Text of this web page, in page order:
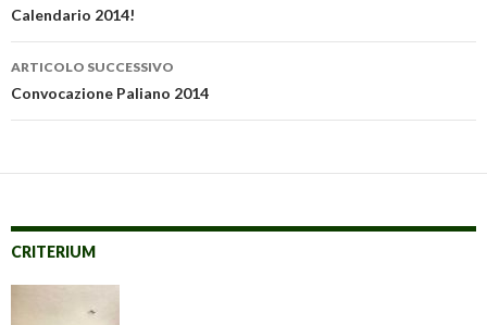
articolo
Calendario 2014!
ARTICOLO SUCCESSIVO
Convocazione Paliano 2014
CRITERIUM